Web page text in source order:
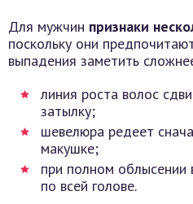
Для мужчин признаки
поскольку они
выпадения заметить
линия роста волос
затылку;
шевелюра редеет
макушке;
при полном облысении
по всей голове.